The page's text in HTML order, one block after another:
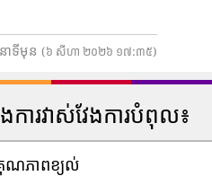
ទីមុន (៦ សីហា ២០២៦ ១៧:៣៥)
រវាស់វែងការបំពុល៖
ណភាពខ្យល់